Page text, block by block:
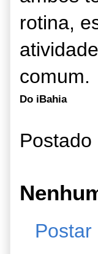
rotina,
comum.
Do iBahia
Postado
Postar